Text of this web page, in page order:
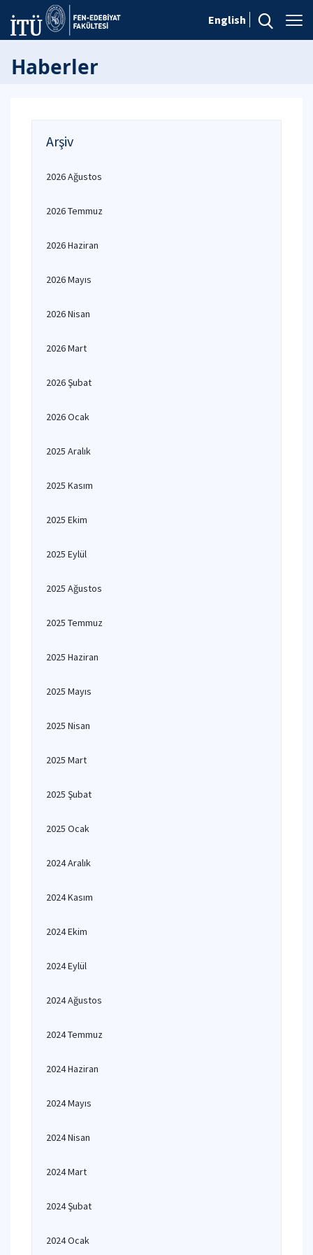
English
Haberler
Arşiv
2026 Ağustos
2026 Temmuz
2026 Haziran
2026 Mayıs
2026 Nisan
2026 Mart
2026 Şubat
2026 Ocak
2025 Aralık
2025 Kasım
2025 Ekim
2025 Eylül
2025 Ağustos
2025 Temmuz
2025 Haziran
2025 Mayıs
2025 Nisan
2025 Mart
2025 Şubat
2025 Ocak
2024 Aralık
2024 Kasım
2024 Ekim
2024 Eylül
2024 Ağustos
2024 Temmuz
2024 Haziran
2024 Mayıs
2024 Nisan
2024 Mart
2024 Şubat
2024 Ocak